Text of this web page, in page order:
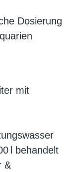
Dosierung
mit
l behandelt
&